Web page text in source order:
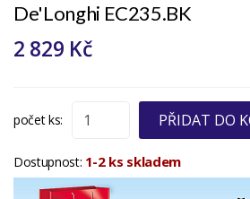
De'Longhi EC235.BK
2 829 Kč
počet ks: PŘIDAT DO
Dostupnost: 1-2 ks skladem